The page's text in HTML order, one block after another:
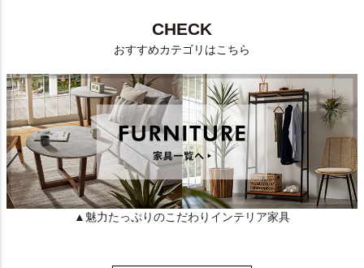
CHECK
おすすめカテゴリはこちら
▲魅力たっぷりのこだわりインテリア家具